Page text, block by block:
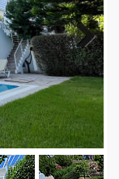
Next